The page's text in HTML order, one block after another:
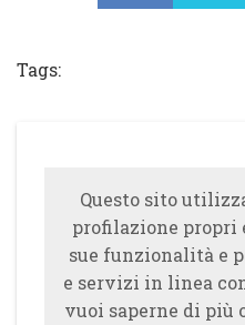
Tags:
Questo sito
profilazione propri
sue funzionalità e
e servizi in linea
vuoi saperne di più